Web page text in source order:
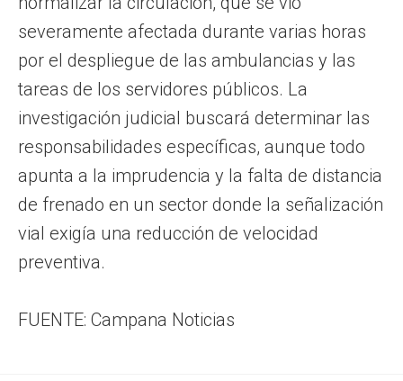
severamente afectada durante varias horas
por el despliegue de las ambulancias y las
tareas de los servidores públicos. La
investigación judicial buscará determinar las
responsabilidades específicas, aunque todo
apunta a la imprudencia y la falta de distancia
de frenado en un sector donde la señalización
vial exigía una reducción de velocidad
preventiva.
FUENTE: Campana Noticias